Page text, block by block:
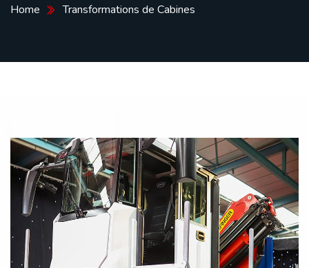
Home Transformations de Cabines